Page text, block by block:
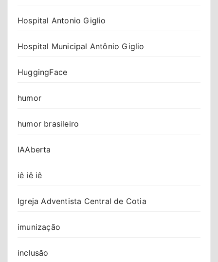
Hospital Antonio Giglio
Hospital Municipal Antônio Giglio
HuggingFace
humor
humor brasileiro
IAAberta
iê iê iê
Igreja Adventista Central de Cotia
imunização
inclusão